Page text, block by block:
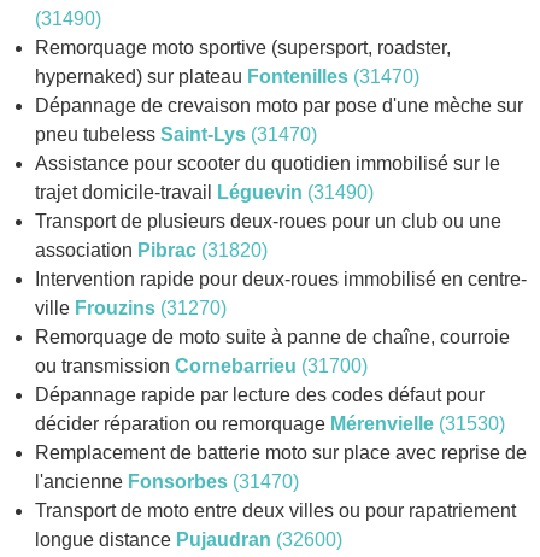
(31490)
Remorquage moto sportive (supersport, roadster,
hypernaked) sur plateau Fontenilles (31470)
Dépannage de crevaison moto par pose d'une mèche sur
pneu tubeless Saint-Lys (31470)
Assistance pour scooter du quotidien immobilisé sur le
trajet domicile-travail
Léguevin (31490)
Transport de plusieurs deux-roues pour un club ou une
association Pibrac (31820)
Intervention rapide pour deux-roues immobilisé en centre-
ville Frouzins (31270)
Remorquage de moto suite à panne de chaîne, courroie
ou transmission Cornebarrieu (31700)
Dépannage rapide par lecture des codes défaut pour
décider réparation ou remorquage Mérenvielle (31530)
Remplacement de batterie moto sur place avec reprise de
l'ancienne Fonsorbes (31470)
Transport de moto entre deux villes ou pour rapatriement
longue distance Pujaudran (32600)